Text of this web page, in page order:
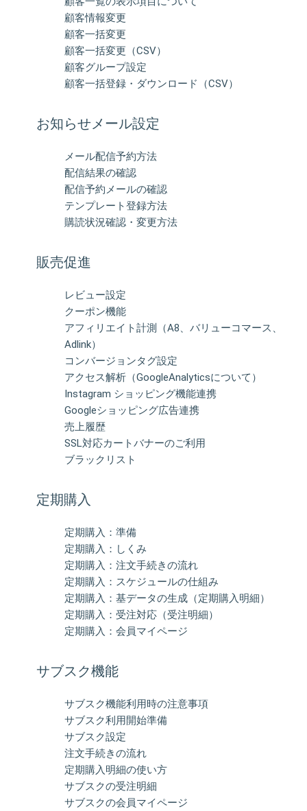
顧客情報変更
顧客一括変更
顧客一括変更（CSV）
顧客グループ設定
顧客一括登録・ダウンロード（CSV）
お知らせメール設定
メール配信予約方法
配信結果の確認
配信予約メールの確認
テンプレート登録方法
購読状況確認・変更方法
販売促進
レビュー設定
クーポン機能
アフィリエイト計測（A8、バリューコマース、
Adlink）
コンバージョンタグ設定
アクセス解析（GoogleAnalyticsについて）
Instagram ショッピング機能連携
Googleショッピング広告連携
売上履歴
SSL対応カートバナーのご利用
ブラックリスト
定期購入
定期購入：準備
定期購入：しくみ
定期購入：注文手続きの流れ
定期購入：スケジュールの仕組み
定期購入：基データの生成（定期購入明細）
定期購入：受注対応（受注明細）
定期購入：会員マイページ
サブスク機能
サブスク機能利用時の注意事項
サブスク利用開始準備
サブスク設定
注文手続きの流れ
定期購入明細の使い方
サブスクの受注明細
サブスクの会員マイページ